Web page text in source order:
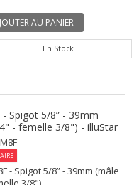
AU PANIER
En Stock
- Spigot 5/8” - 39mm
- femelle 3/8") - illuStar
- Spigot 5/8” - 39mm (mâle